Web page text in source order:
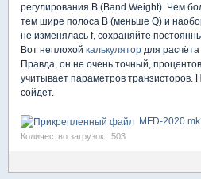
регулирования B (Band Weight). Чем
тем шире полоса B (меньше Q) и
не изменялась f, сохраняйте
Вот неплохой калькулятор для
Правда, он не очень точный,
учитывает параметров транзисторов.
сойдёт.
MFD-2020
Количество загрузок:: 503